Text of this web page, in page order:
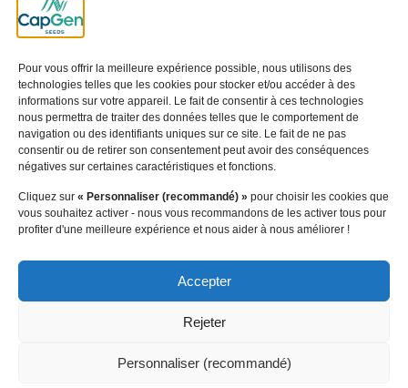
Pour vous offrir la meilleure expérience possible, nous utilisons des
technologies telles que les cookies pour stocker et/ou accéder à des
informations sur votre appareil. Le fait de consentir à ces technologies
nous permettra de traiter des données telles que le comportement de
navigation ou des identifiants uniques sur ce site. Le fait de ne pas
consentir ou de retirer son consentement peut avoir des conséquences
négatives sur certaines caractéristiques et fonctions.
Cliquez sur « Personnaliser (recommandé) » pour choisir les cookies que
vous souhaitez activer - nous vous recommandons de les activer tous pour
profiter d'une meilleure expérience et nous aider à nous améliorer !
Accepter
Rejeter
Personnaliser (recommandé)
Note Juridique
[wt_cli_manage_consent]
© 2024 Capital Genetic EBT SL | Tous droits réservés